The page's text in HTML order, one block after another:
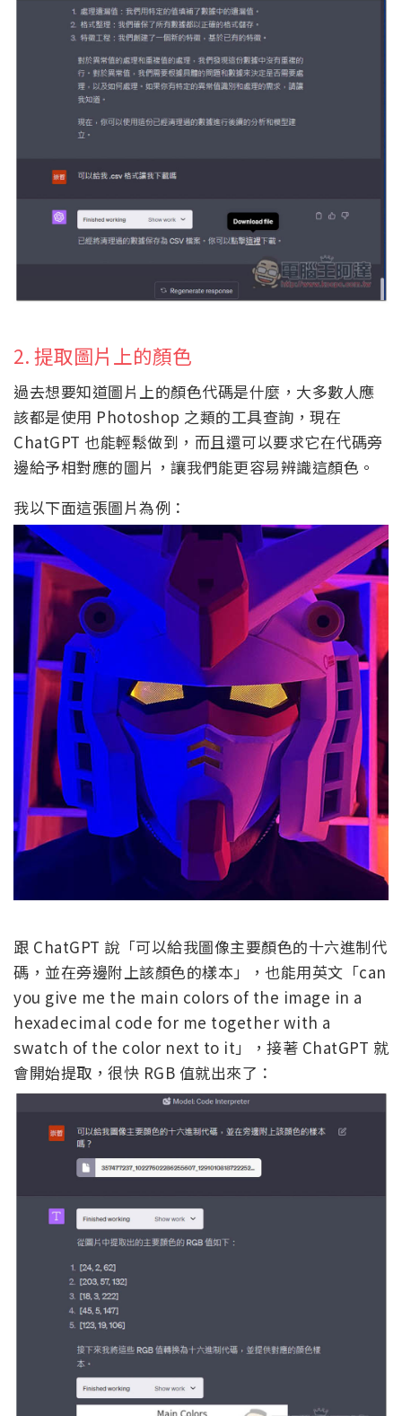
2. 提取圖片上的顏色
過去想要知道圖片上的顏色代碼是什麼，大多數人應
該都是使用 Photoshop 之類的工具查詢，現在
ChatGPT 也能輕鬆做到，而且還可以要求它在代碼旁
邊給予相對應的圖片，讓我們能更容易辨識這顏色。
我以下面這張圖片為例：
跟 ChatGPT 說「可以給我圖像主要顏色的十六進制代
碼，並在旁邊附上該顏色的樣本」，也能用英文「can
you give me the main colors of the image in a
hexadecimal code for me together with a
swatch of the color next to it」，接著 ChatGPT 就
會開始提取，很快 RGB 值就出來了：